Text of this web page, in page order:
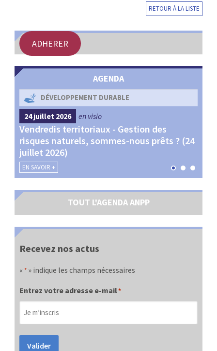
RETOUR À LA LISTE
ADHERER
AGENDA
DÉVELOPPEMENT DURABLE
24 juillet 2026 en visio
Vendredis territoriaux - Gestion des
risques naturels, sommes-nous prêts ? (24
juillet 2026)
EN SAVOIR +
TOUT L'AGENDA ANPP
Recevez nos actus
« * » indique les champs nécessaires
Entrez votre adresse e-mail*
Valider